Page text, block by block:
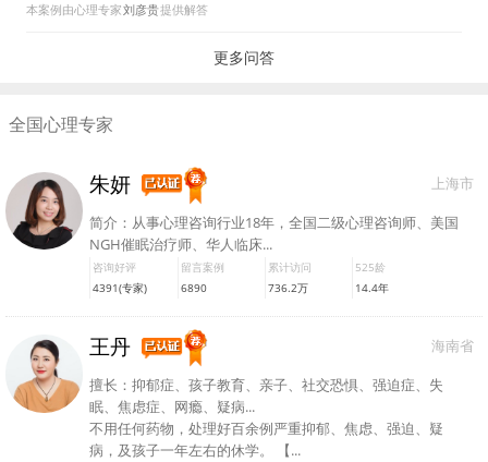
本案例由心理专家刘彦贵提供解答
更多问答
全国心理专家
朱妍 上海市
简介：从事心理咨询行业18年，全国二级心理咨询师、美国
NGH催眠治疗师、华人临床...
咨询好评
4391(专家)
留言案例
6890
累计访问
736.2万
525龄
14.4年
王丹 海南省
擅长：抑郁症、孩子教育、亲子、社交恐惧、强迫症、失
眠、焦虑症、网瘾、疑病...
不用任何药物，处理好百余例严重抑郁、焦虑、强迫、疑
病，及孩子一年左右的休学。 【...